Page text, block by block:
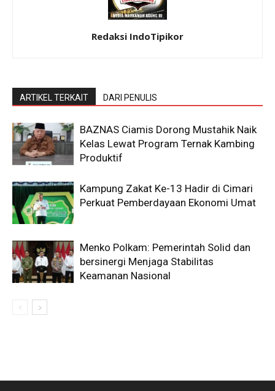
Redaksi IndoTipikor
ARTIKEL TERKAIT DARI PENULIS
BAZNAS Ciamis Dorong Mustahik Naik
Kelas Lewat Program Ternak Kambing
Produktif
Kampung Zakat Ke-13 Hadir di Cimari
Perkuat Pemberdayaan Ekonomi Umat
Menko Polkam: Pemerintah Solid dan
bersinergi Menjaga Stabilitas
Keamanan Nasional